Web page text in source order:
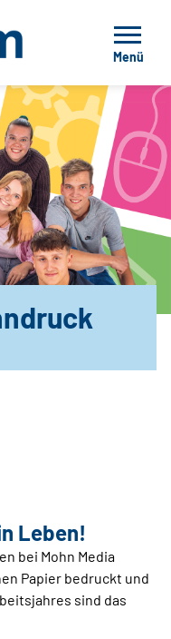
Menü
Leben!
bei Mohn Media
Papier bedruckt und
sind das